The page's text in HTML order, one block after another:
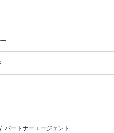
パートナーエージェント